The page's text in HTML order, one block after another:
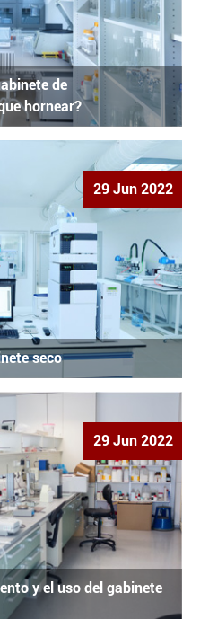
de
hornear?
29 Jun 2022
seco
29 Jun 2022
y el uso del gabinete